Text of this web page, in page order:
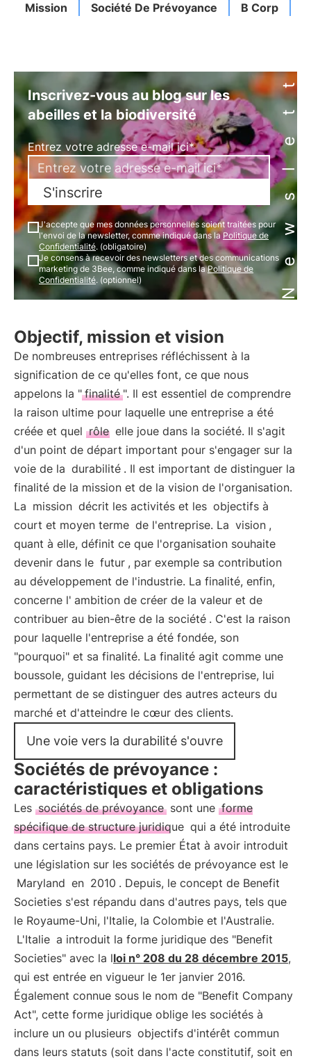
Mission Société De Prévoyance B CorpNewsletter
Inscrivez-vous au blog sur les
abeilles et la biodiversité
Entrez votre adresse e-mail ici*
S'inscrire
J'accepte que mes données personnelles soient traitées pour
l'envoi de la newsletter, comme indiqué dans laPolitique de
Confidentialité. (obligatoire)
Je consens à recevoir des newsletters et des communications
marketing de 3Bee, comme indiqué dans laPolitique de
Confidentialité. (optionnel)
Objectif, mission et vision
De nombreuses entreprises réfléchissent à la
signification de ce qu'elles font, ce que nous
appelons la " finalité ". Il est essentiel de comprendre
la raison ultime pour laquelle une entreprise a été
créée et quel rôle elle joue dans la société. Il s'agit
d'un point de départ important pour s'engager sur la
voie de la durabilité . Il est important de distinguer la
finalité de la mission et de la vision de l'organisation.
La mission décrit les activités et les objectifs à
court et moyen terme de l'entreprise. La vision ,
quant à elle, définit ce que l'organisation souhaite
devenir dans le futur , par exemple sa contribution
au développement de l'industrie. La finalité, enfin,
concerne l' ambition de créer de la valeur et de
contribuer au bien-être de la société . C'est la raison
pour laquelle l'entreprise a été fondée, son
"pourquoi" et sa finalité. La finalité agit comme une
boussole, guidant les décisions de l'entreprise, lui
permettant de se distinguer des autres acteurs du
marché et d'atteindre le cœur des clients.
Une voie vers la durabilité s'ouvre
Sociétés de prévoyance :
caractéristiques et obligations
Les sociétés de prévoyance sont une forme
spécifique de structure juridique qui a été introduite
dans certains pays. Le premier État à avoir introduit
une législation sur les sociétés de prévoyance est le
Maryland en 2010 . Depuis, le concept de Benefit
Societies s'est répandu dans d'autres pays, tels que
le Royaume-Uni, l'Italie, la Colombie et l'Australie.
L'Italie a introduit la forme juridique des "Benefit
Societies" avec la lloi n° 208 du 28 décembre 2015,
qui est entrée en vigueur le 1er janvier 2016.
Également connue sous le nom de "Benefit Company
Act", cette forme juridique oblige les sociétés à
inclure un ou plusieurs objectifs d'intérêt commun
dans leurs statuts (soit dans l'acte constitutif, soit en